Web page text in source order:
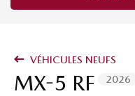
VÉHICULES NEUFS
MX-5 RF 2026